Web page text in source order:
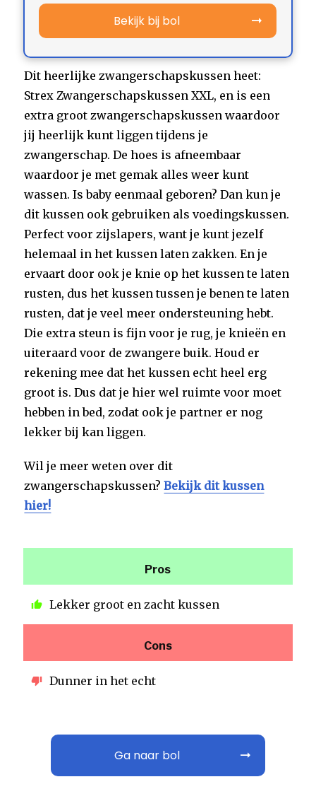
Bekijk bij bol
Dit heerlijke zwangerschapskussen heet:
Strex Zwangerschapskussen XXL, en is een
extra groot zwangerschapskussen waardoor
jij heerlijk kunt liggen tijdens je
zwangerschap. De hoes is afneembaar
waardoor je met gemak alles weer kunt
wassen. Is baby eenmaal geboren? Dan kun je
dit kussen ook gebruiken als voedingskussen.
Perfect voor zijslapers, want je kunt jezelf
helemaal in het kussen laten zakken. En je
ervaart door ook je knie op het kussen te laten
rusten, dus het kussen tussen je benen te laten
rusten, dat je veel meer ondersteuning hebt.
Die extra steun is fijn voor je rug, je knieën en
uiteraard voor de zwangere buik. Houd er
rekening mee dat het kussen echt heel erg
groot is. Dus dat je hier wel ruimte voor moet
hebben in bed, zodat ook je partner er nog
lekker bij kan liggen.
Wil je meer weten over dit
zwangerschapskussen?Bekijk dit kussen
hier!
Pros
Lekker groot en zacht kussen
Cons
Dunner in het echt
Ga naar bol